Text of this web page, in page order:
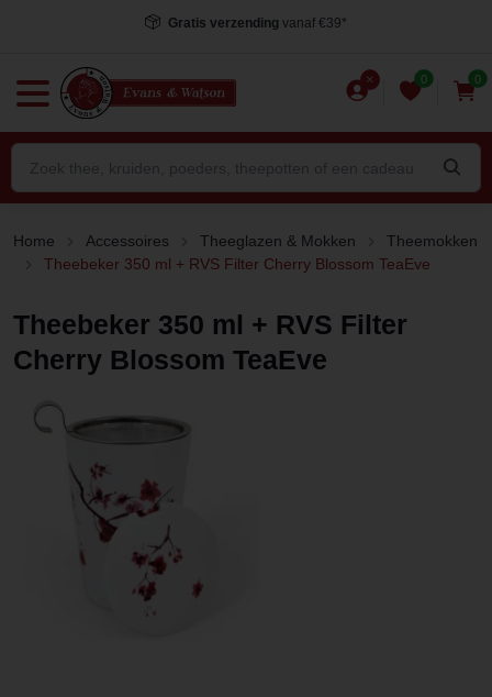
Gratis verzending vanaf €39*
0 0
Home Accessoires Theeglazen & Mokken
Theemokken
Theebeker 350 ml + RVS Filter Cherry Blossom TeaEve
Theebeker 350 ml + RVS Filter
Cherry Blossom TeaEve